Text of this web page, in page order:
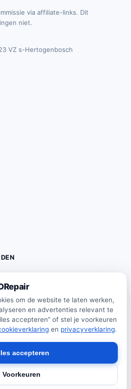
om de website te laten werken,
en advertenties relevant te
accepteren” of stel je voorkeuren
en privacyverklaring.
Voorkeuren
accepteren
via affiliate-links. Dit
niet.
VZ s-Hertogenbosch